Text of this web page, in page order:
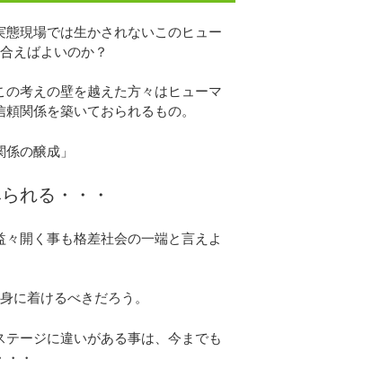
現場では生かされないこのヒュー
えばよいのか？
考えの壁を越えた方々はヒューマ
関係を築いておられるもの。
の醸成」
れる・・・
開く事も格差社会の一端と言えよ
に着けるべきだろう。
ージに違いがある事は、今までも
・